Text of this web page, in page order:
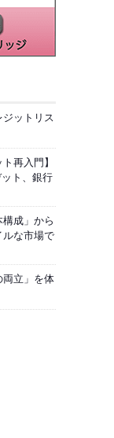
ットリス
再入門】
ト、銀行
成」から
ルな市場で
両立」を体